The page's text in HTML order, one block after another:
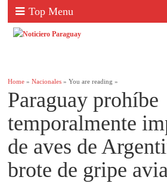
Top Menu
Home »Nacionales » You are reading »
Paraguay prohíbe
temporalmente
de aves de
brote de gripe